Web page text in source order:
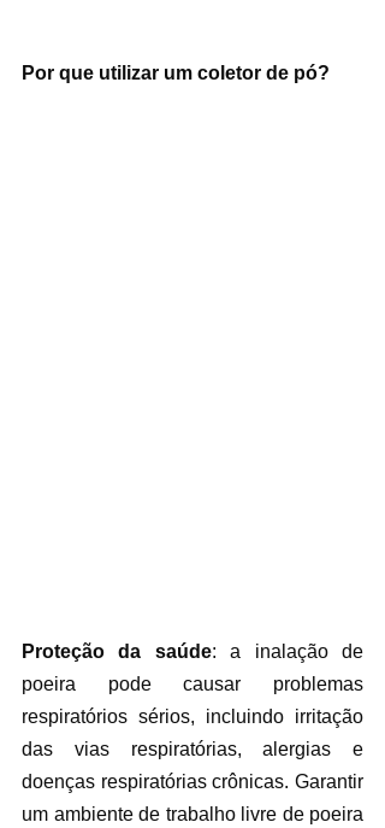
Por que utilizar um coletor de pó?
Proteção da saúde: a inalação de
poeira pode causar problemas
respiratórios sérios, incluindo irritação
das vias respiratórias, alergias e
doenças respiratórias crônicas. Garantir
um ambiente de trabalho livre de poeira